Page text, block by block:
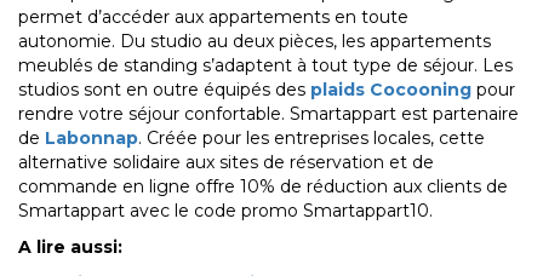
permet d’accéder aux appartements en toute
autonomie. Du studio au deux pièces, les appartements
meublés de standing s’adaptent à tout type de séjour. Les
studios sont en outre équipés des plaids Cocooning pour
rendre votre séjour confortable. Smartappart est partenaire
de Labonnap. Créée pour les entreprises locales, cette
alternative solidaire aux sites de réservation et de
commande en ligne offre 10% de réduction aux clients de
Smartappart avec le code promo Smartappart10.
A lire aussi: